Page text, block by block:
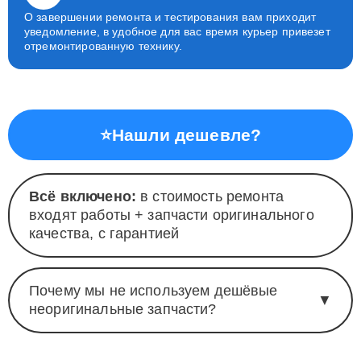
О завершении ремонта и тестирования вам приходит
уведомление, в удобное для вас время курьер привезет
отремонтированную технику.
⭐Нашли дешевле?
Всё включено: в стоимость ремонта
входят работы + запчасти оригинального
качества, с гарантией
Почему мы не используем дешёвые
неоригинальные запчасти?
▼